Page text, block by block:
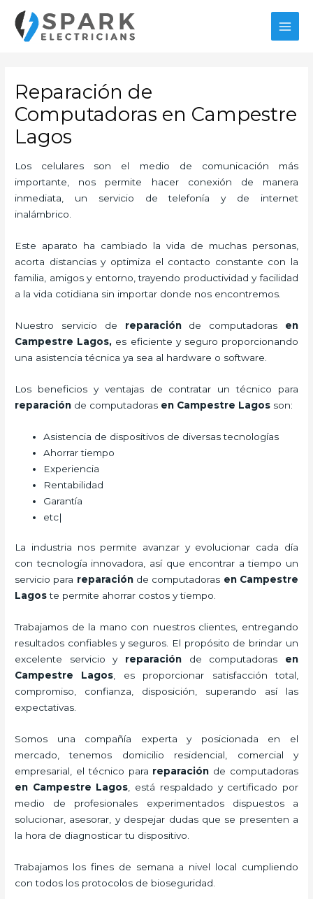
contenido
Reparación de
Computadoras en Campestre
Lagos
Los celulares son el medio de comunicación más
importante, nos permite hacer conexión de manera
inmediata, un servicio de telefonía y de internet
inalámbrico.
Este aparato ha cambiado la vida de muchas personas,
acorta distancias y optimiza el contacto constante con la
familia, amigos y entorno, trayendo productividad y facilidad
a la vida cotidiana sin importar donde nos encontremos.
Nuestro servicio de reparaciónde computadoras en
Campestre Lagos, es eficiente y seguro proporcionando
una asistencia técnica ya sea al hardware o software.
Los beneficios y ventajas de contratar un técnico para
reparación de computadoras en Campestre Lagos son:
Asistencia de dispositivos de diversas tecnologías
Ahorrar tiempo
Experiencia
Rentabilidad
Garantía
etc|
La industria nos permite avanzar y evolucionar cada día
con tecnología innovadora, así que encontrar a tiempo un
servicio para reparaciónde computadoras en Campestre
Lagoste permite ahorrar costos y tiempo.
Trabajamos de la mano con nuestros clientes, entregando
resultados confiables y seguros. El propósito de brindar un
excelente servicio y reparación de computadoras en
Campestre Lagos , es proporcionar satisfacción total,
compromiso, confianza, disposición, superando así las
expectativas.
Somos una compañía experta y posicionada en el
mercado, tenemos domicilio residencial, comercial y
empresarial, el técnico para reparación de computadoras
en Campestre Lagos , está respaldado y certificado por
medio de profesionales experimentados dispuestos a
solucionar, asesorar, y despejar dudas que se presenten a
la hora de diagnosticar tu dispositivo.
Trabajamos los fines de semana a nivel local cumpliendo
con todos los protocolos de bioseguridad.